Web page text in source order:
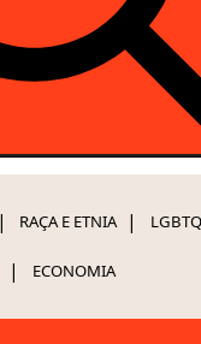
RAÇA E ETNIA
ECONOMIA